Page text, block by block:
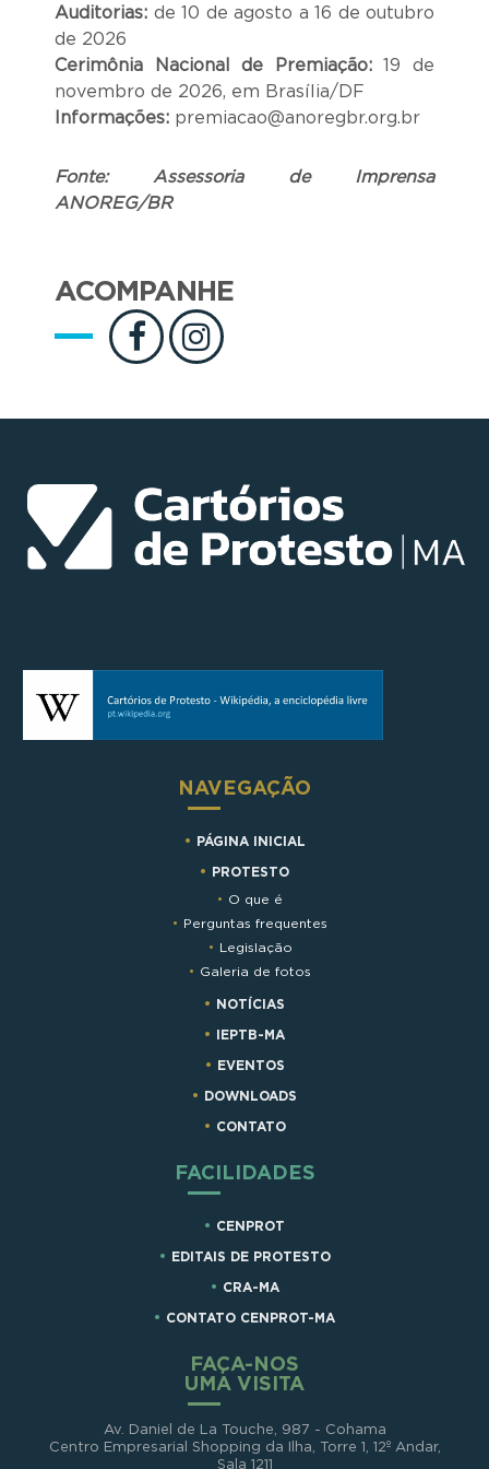
Auditorias: de 10 de agosto a 16 de outubro
de 2026
Cerimônia Nacional de Premiação:19 de
novembro de 2026, em Brasília/DF
Informações: premiacao@anoregbr.org.br
Fonte: Assessoria de Imprensa
ANOREG/BR
ACOMPANHE
NAVEGAÇÃO
PÁGINA INICIAL
PROTESTO
O que é
Perguntas frequentes
Legislação
Galeria de fotos
NOTÍCIAS
IEPTB-MA
EVENTOS
DOWNLOADS
CONTATO
FACILIDADES
CENPROT
EDITAIS DE PROTESTO
CRA-MA
CONTATO CENPROT-MA
FAÇA-NOS
UMA VISITA
Av. Daniel de La Touche, 987 - Cohama
Centro Empresarial Shopping da Ilha, Torre 1, 12º Andar,
Sala 1211